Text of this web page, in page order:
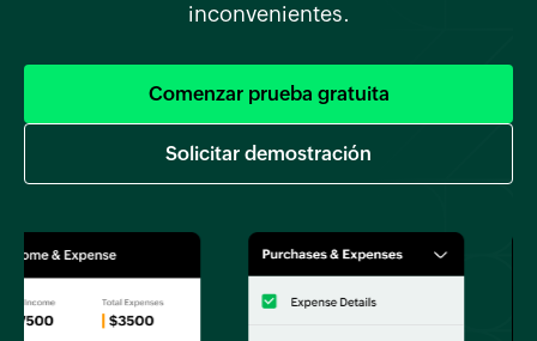
inconvenientes.
Comenzar prueba gratuita
Solicitar demostración